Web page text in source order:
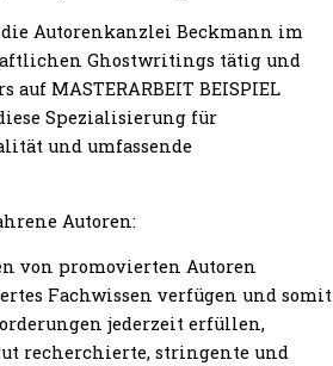
Autorenkanzlei Beckmann im
Ghostwritings tätig und
auf MASTERARBEIT BEISPIEL
Spezialisierung für
und umfassende
Autoren:
von promovierten Autoren
Fachwissen verfügen und somit
jederzeit erfüllen,
recherchierte, stringente und